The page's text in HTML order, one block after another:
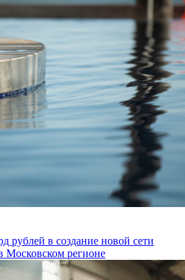
рублей в создание новой сети
Московском регионе